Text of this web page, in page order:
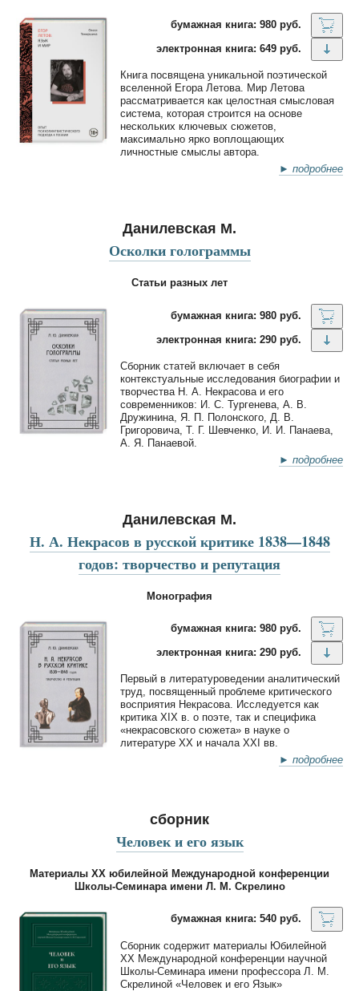
бумажная книга: 980 руб.
электронная книга: 649 руб.
Книга посвящена уникальной поэтической
вселенной Егора Летова. Мир Летова
рассматривается как целостная смысловая
система, которая строится на основе
нескольких ключевых сюжетов,
максимально ярко воплощающих
личностные смыслы автора.
► подробнее
Данилевская М.
Осколки голограммы
Статьи разных лет
бумажная книга: 980 руб.
электронная книга: 290 руб.
Сборник статей включает в себя
контекстуальные исследования биографии и
творчества Н. А. Некрасова и его
современников: И. С. Тургенева, А. В.
Дружинина, Я. П. Полонского, Д. В.
Григоровича, Т. Г. Шевченко, И. И. Панаева,
А. Я. Панаевой.
► подробнее
Данилевская М.
Н. А. Некрасов в русской критике 1838—1848
годов: творчество и репутация
Монография
бумажная книга: 980 руб.
электронная книга: 290 руб.
Первый в литературоведении аналитический
труд, посвященный проблеме критического
восприятия Некрасова. Исследуется как
критика XIX в. о поэте, так и специфика
«некрасовского сюжета» в науке о
литературе ХХ и начала XXI вв.
► подробнее
сборник
Человек и его язык
Материалы XX юбилейной Международной конференции
Школы-Семинара имени Л. М. Скрелино
бумажная книга: 540 руб.
Сборник содержит материалы Юбилейной
XХ Международной конференции научной
Школы-Семинара имени профессора Л. М.
Скрелиной «Человек и его Язык»